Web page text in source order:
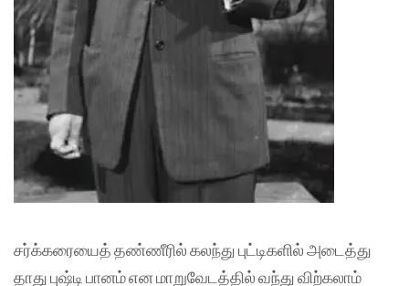
சர்க்கரையைத் தண்ணீரில் கலந்து புட்டிகளில் அடைத்து
தாது புஷ்டி பானம் என மாறுவேடத்தில் வந்து விற்கலாம்